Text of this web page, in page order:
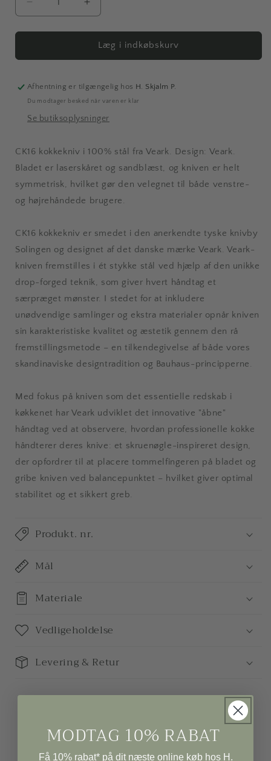
Reducer
antallet
for
|
kokkekniv
Øg
antallet
for
Veark
|
kokkekniv
Læg i indkøbskurv
Afhentning er tilgængelig hos H. Skjalm P.
Du modtager besked når varen er klar
Se butiksoplysninger
CK16 kokkekniv i 100% stål fra Veark. Design: Veark.
Bladet er laserskåret og sandblæst, og kniven er helt
symmetrisk, hvilket gør den velegnet til både venstre-
og højrehåndede brugere.
CK16 kokkekniv er smedet i den anerkendte tyske knivby
Solingen og designet af det danske mærke Veark. Veark-
kniven fremstilles i ét stykke stål ved hjælp af den unikke
drop-forged teknik, som giver hvert håndtag et
særpræget mønster. I stedet for at inkludere
unødvendige samlinger og ekstra materialer opnår kniven
sin karakteristiske kvalitet og æstetik gennem den rå
fremstillingsmetode – en tilkendegivelse af både vores
skandinaviske designtradition og Bauhaus-principperne.
Med fokus på kniven som det essentielle redskab i
køkkenet har Veark udviklet det innovative "åbne"
håndtag ved at observere, hvordan professionelle kokke
håndterer deres knive: et skruenøgle-inspireret design,
der opfordrer til at placere tommelfingeren på bladet og
gribe kniven ved balancepunktet – hvilket giver optimal
stabilitet og et sikkert greb.
Produkt. nr.
Mål
Materiale
Vedligeholdelse
Levering & Retur
MODTAG 10% RABAT
Få 10% rabat* på dit næste online køb hos H.